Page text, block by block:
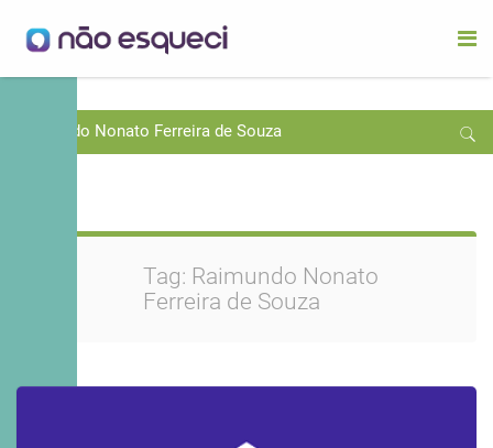
Raimundo Nonato Ferreira de Souza
Tag: Raimundo Nonato
Ferreira de Souza